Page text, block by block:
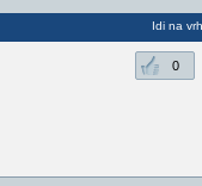
Idi na vrh
0